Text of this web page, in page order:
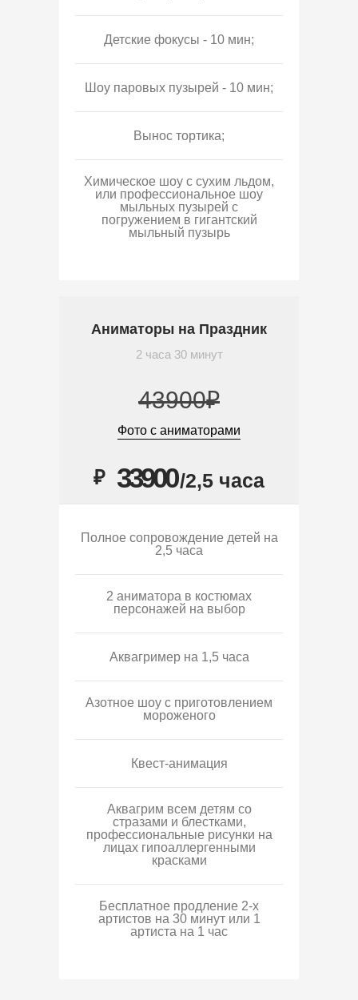
Детские фокусы - 10 мин;
Шоу паровых пузырей - 10 мин;
Вынос тортика;
Химическое шоу с сухим льдом,
или профессиональное шоу
мыльных пузырей с
погружением в гигантский
мыльный пузырь
Аниматоры на Праздник
2 часа 30 минут
43900₽
Фото с аниматорами
₽ 33900/2,5 часа
Полное сопровождение детей на
2,5 часа
2 аниматора в костюмах
персонажей на выбор
Аквагример на 1,5 часа
Азотное шоу с приготовлением
мороженого
Квест-анимация
Аквагрим всем детям со
стразами и блестками,
профессиональные рисунки на
лицах гипоаллергенными
красками
Бесплатное продление 2-х
артистов на 30 минут или 1
артиста на 1 час